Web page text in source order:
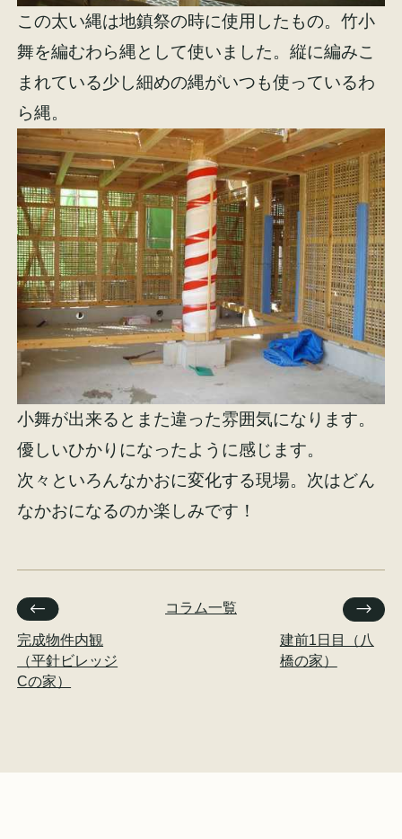
この太い縄は地鎮祭の時に使用したもの。竹小
舞を編むわら縄として使いました。縦に編みこ
まれている少し細めの縄がいつも使っているわ
ら縄。
小舞が出来るとまた違った雰囲気になります。
優しいひかりになったように感じます。
次々といろんなかおに変化する現場。次はどん
なかおになるのか楽しみです！
完成物件内観
（平針ビレッジ
Cの家）
コラム一覧
建前1日目（八
橋の家）